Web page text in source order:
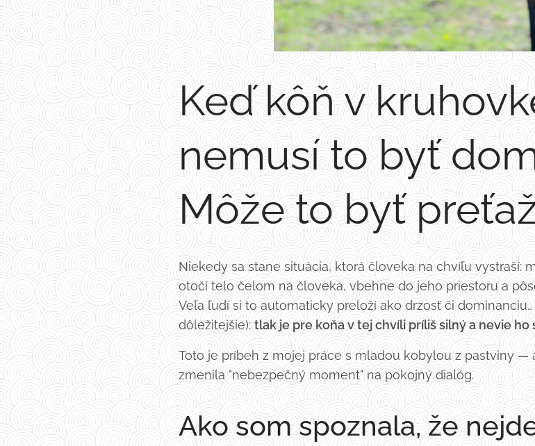
Keď kôň v
nemusí to byť
Môže to byť
Niekedy sa stane situácia, ktorá človeka na chvíľu vystraší:
otočí telo čelom na človeka, vbehne do jeho priestoru a
Veľa ľudí si to automaticky preloží ako drzosť či
dôležitejšie): tlak je pre koňa v tej chvíli príliš silný a nevie ho
Toto je príbeh z mojej práce s mladou kobylou z pastviny —
zmenila "nebezpečný moment" na pokojný dialóg.
Ako som spoznala, že